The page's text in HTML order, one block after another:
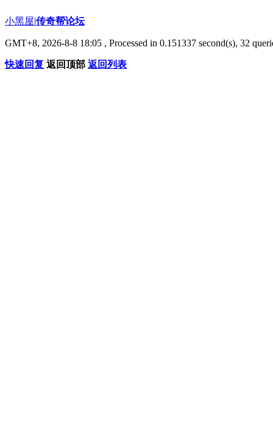
小黑屋|传奇帮论坛
GMT+8, 2026-8-8 18:05 , Processed in 0.151337 second(s), 32
快速回复 返回顶部 返回列表